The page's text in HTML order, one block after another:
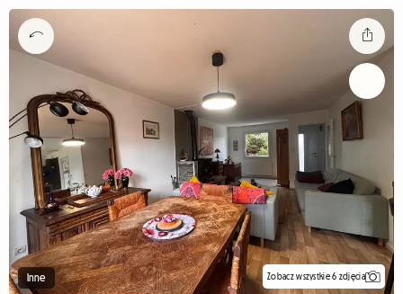
Inne Zobacz wszystkie 6 zdjęcia